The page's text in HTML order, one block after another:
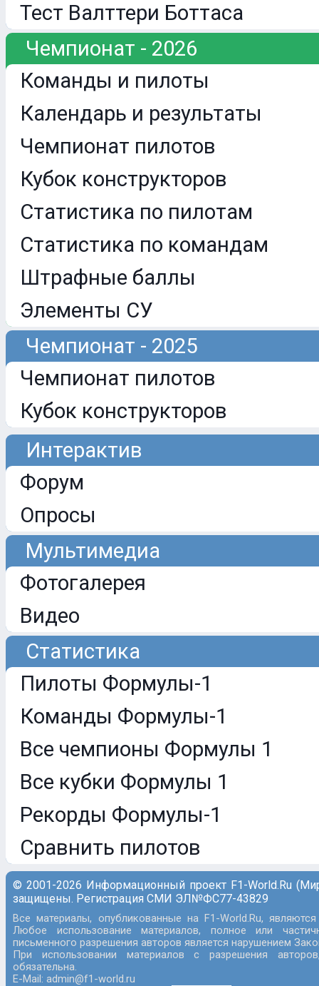
Тест Валттери Боттаса
Чемпионат - 2026
Команды и пилоты
Календарь и результаты
Чемпионат пилотов
Кубок конструкторов
Статистика по пилотам
Статистика по командам
Штрафные баллы
Элементы СУ
Чемпионат - 2025
Чемпионат пилотов
Кубок конструкторов
Интерактив
Форум
Опросы
Мультимедиа
Фотогалерея
Видео
Статистика
Пилоты Формулы-1
Команды Формулы-1
Все чемпионы Формулы 1
Все кубки Формулы 1
Рекорды Формулы-1
Сравнить пилотов
© 2001-2026 Информационный проект F1-World.Ru
защищены. Регистрация СМИ ЭЛ№ФС77-43829
Все материалы, опубликованные на F1-World.Ru,
Любое использование материалов, полное или
письменного разрешения авторов является нарушением
При использовании материалов с разрешения
обязательна.
E-Mail: admin@f1-world.ru